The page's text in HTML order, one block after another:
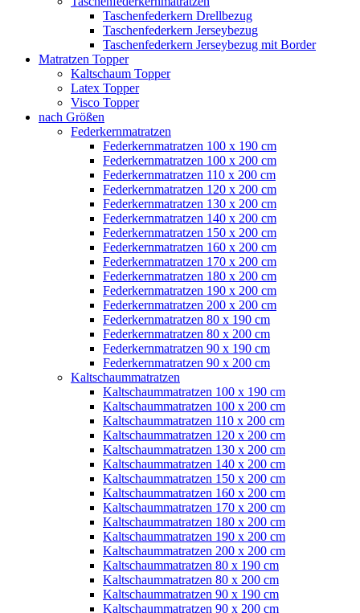
Taschenfederkern Drellbezug
Taschenfederkern Jerseybezug
Taschenfederkern Jerseybezug mit Border
Matratzen Topper
Kaltschaum Topper
Latex Topper
Visco Topper
nach Größen
Federkernmatratzen
Federkernmatratzen 100 x 190 cm
Federkernmatratzen 100 x 200 cm
Federkernmatratzen 110 x 200 cm
Federkernmatratzen 120 x 200 cm
Federkernmatratzen 130 x 200 cm
Federkernmatratzen 140 x 200 cm
Federkernmatratzen 150 x 200 cm
Federkernmatratzen 160 x 200 cm
Federkernmatratzen 170 x 200 cm
Federkernmatratzen 180 x 200 cm
Federkernmatratzen 190 x 200 cm
Federkernmatratzen 200 x 200 cm
Federkernmatratzen 80 x 190 cm
Federkernmatratzen 80 x 200 cm
Federkernmatratzen 90 x 190 cm
Federkernmatratzen 90 x 200 cm
Kaltschaummatratzen
Kaltschaummatratzen 100 x 190 cm
Kaltschaummatratzen 100 x 200 cm
Kaltschaummatratzen 110 x 200 cm
Kaltschaummatratzen 120 x 200 cm
Kaltschaummatratzen 130 x 200 cm
Kaltschaummatratzen 140 x 200 cm
Kaltschaummatratzen 150 x 200 cm
Kaltschaummatratzen 160 x 200 cm
Kaltschaummatratzen 170 x 200 cm
Kaltschaummatratzen 180 x 200 cm
Kaltschaummatratzen 190 x 200 cm
Kaltschaummatratzen 200 x 200 cm
Kaltschaummatratzen 80 x 190 cm
Kaltschaummatratzen 80 x 200 cm
Kaltschaummatratzen 90 x 190 cm
Kaltschaummatratzen 90 x 200 cm